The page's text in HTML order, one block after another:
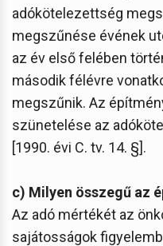
adókötelezettség
megszűnése évének
az év első felében
második félévre
megszűnik. Az
szünetelése az
[1990. évi C. tv. 14. §].
c) Milyen összegű az
Az adó mértékét az
sajátosságok